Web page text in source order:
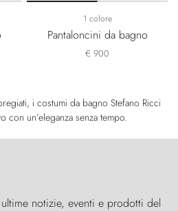
1 colore
Pantaloncini da bagno
€ 900
i costumi da bagno Stefano Ricci
con un’eleganza senza tempo.
notizie, eventi e prodotti del